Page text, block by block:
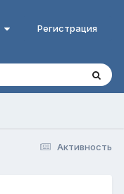
Регистрация
Активность